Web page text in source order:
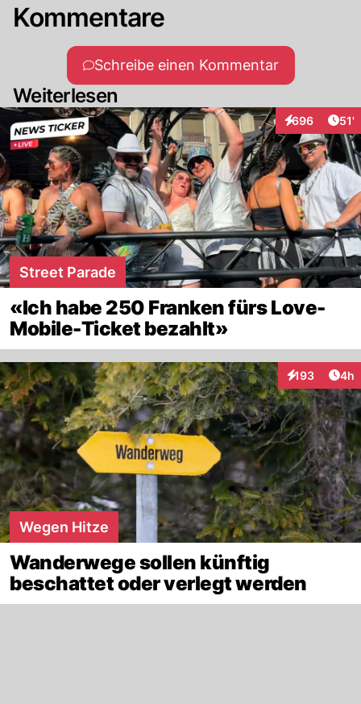
Kommentare
Schreibe einen Kommentar
Weiterlesen
696
Interaktionen
51'
Street Parade
«Ich habe 250 Franken fürs Love-
Mobile-Ticket bezahlt»
193
Interaktionen
4h
Wegen Hitze
Wanderwege sollen künftig
beschattet oder verlegt werden